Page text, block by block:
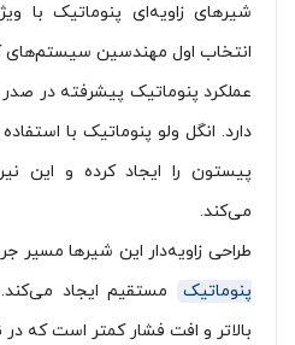
شیرهای زاویه‌ای پنوماتیک با
انتخاب اول مهندسین سیستم‌های
عملکرد پنوماتیک پیشرفته در صدر
دارد. انگل ولو پنوماتیک با
پیستون را ایجاد کرده و این
می‌کند.
طراحی زاویه‌دار این شیرها مسیر
پنوماتیک
مستقیم ایجاد
بالاتر و افت فشار کمتر است که